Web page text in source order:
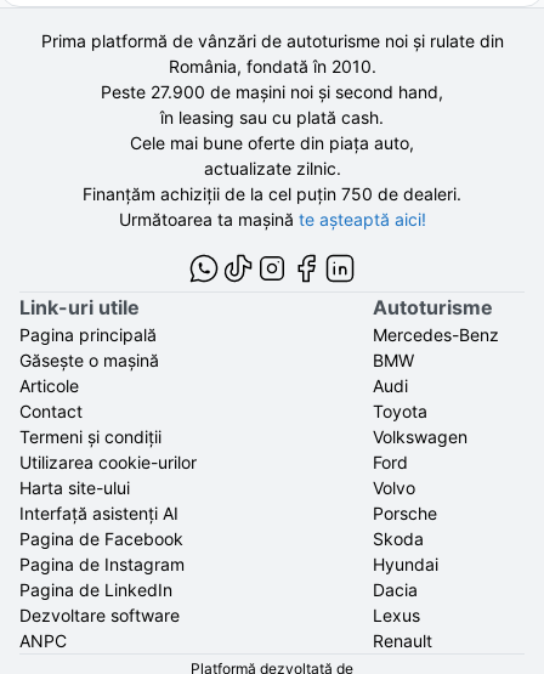
Prima platformă de vânzări de autoturisme noi și rulate din
România, fondată în 2010.
Peste 27.900 de mașini noi și second hand,
în leasing sau cu plată cash.
Cele mai bune oferte din piața auto,
actualizate zilnic.
Finanțăm achiziții de la cel puțin 750 de dealeri.
Următoarea ta mașină te așteaptă aici!
Link-uri utile
Pagina principală
Găsește o mașină
Articole
Contact
Termeni și condiții
Utilizarea cookie-urilor
Harta site-ului
Interfață asistenți AI
Pagina de Facebook
Pagina de Instagram
Pagina de LinkedIn
Dezvoltare software
ANPC
Autoturisme
Mercedes-Benz
BMW
Audi
Toyota
Volkswagen
Ford
Volvo
Porsche
Skoda
Hyundai
Dacia
Lexus
Renault
Platformă dezvoltată de